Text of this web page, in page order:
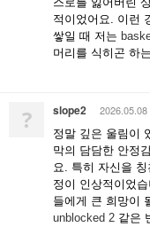
적이었어요. 이런
쌓일 때 저는
머리를 식히곤 하
? slope2 2026.05.08
정말 깊은 울림이
막의 담담한 안정
요. 특히 자신을
정이 인상적이었
들에게 큰 희망이
unblocked 2 같은